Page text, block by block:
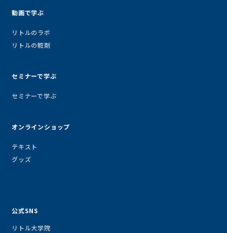
動画で学ぶ
リトルのラボ
リトルの粧剤
セミナーで学ぶ
セミナーで学ぶ
オンラインショップ
テキスト
グッズ
公式SNS
リトル大学院